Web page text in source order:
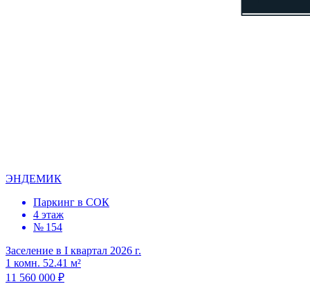
ЭНДЕМИК
Паркинг в СОК
4 этаж
№ 154
Заселение в I квартал 2026 г.
1 комн. 52.41 м²
11 560 000 ₽